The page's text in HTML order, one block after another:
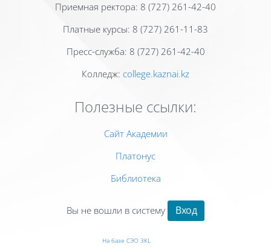
Приемная ректора: 8 (727) 261-42-40
Платные курсы: 8 (727) 261-11-83
Пресс-служба: 8 (727) 261-42-40
Колледж: college.kaznai.kz
Полезные ссылки:
Сайт Академии
Платонус
Библиотека
Вы не вошли в систему Вход
На базе СЭО 3KL